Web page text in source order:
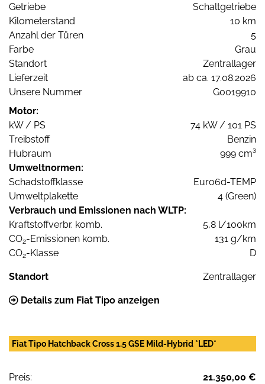
Getriebe
Schaltgetriebe
Kilometerstand
10 km
Anzahl der Türen
5
Farbe
Grau
Standort
Zentrallager
Lieferzeit
ab ca. 17.08.2026
Unsere Nummer
G0019910
Motor:
kW / PS
74 kW / 101 PS
Treibstoff
Benzin
Hubraum
999 cm³
Umweltnormen:
Schadstoffklasse
Euro6d-TEMP
Umweltplakette
4 (Green)
Verbrauch und Emissionen nach WLTP:
Kraftstoffverbr. komb.
5,8 l/100km
CO2-Emissionen komb.
131 g/km
CO2-Klasse D
Standort Zentrallager
Details zum Fiat Tipo anzeigen
Fiat Tipo Hatchback Cross 1.5 GSE Mild-Hybrid *LED*
Preis:
21.350,00 €